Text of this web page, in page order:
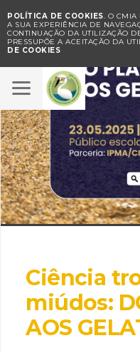
POLÍTICA DE COOKIES. O CMIA
A SUA EXPERIÊNCIA DE
CONTINUAÇÃO DA UTILIZAÇÃO
PRESSUPÕE A ACEITAÇÃO DA
DE COOKIES
Ciência
miúdos:
AOS